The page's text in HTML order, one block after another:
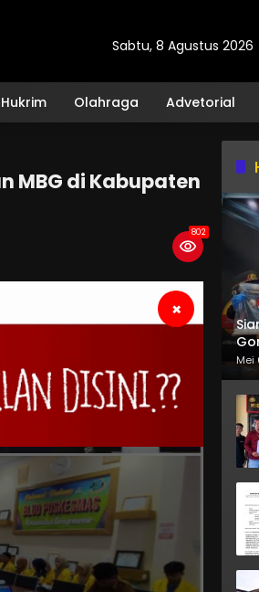
Sabtu, 8 Agustus 2026
Hukrim Olahraga Advetorial
MBG di Kabupaten
802
×
Mei